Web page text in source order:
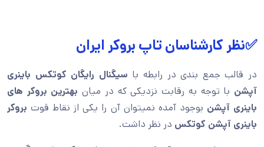
✅نظر کارشناسان تاپ بروکر ایران
در قالب جمع بندی در رابطه با سیگنال رایگان کوتکس باینری
آپشن با توجه به رقابت نزدیکی که در میان بهترین بروکر های
باینری آپشن بوجود آمده نمیتوان آن را یکی از نقاط قوت بروکر
باینری آپشن کوتکس در نظر داشت.